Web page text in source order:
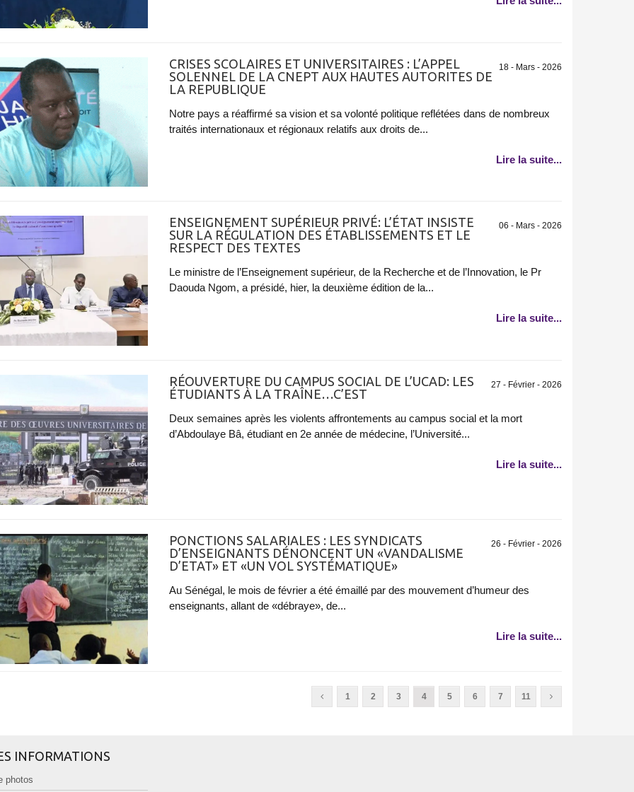
18 - Mars - 2026
CRISES SCOLAIRES ET UNIVERSITAIRES : L’APPEL
SOLENNEL DE LA CNEPT AUX HAUTES AUTORITES DE
LA REPUBLIQUE
Notre pays a réaffirmé sa vision et sa volonté politique reflétées dans de nombreux
traités internationaux et régionaux relatifs aux droits de...
Lire la suite...
06 - Mars - 2026
ENSEIGNEMENT SUPÉRIEUR PRIVÉ: L’ÉTAT INSISTE
SUR LA RÉGULATION DES ÉTABLISSEMENTS ET LE
RESPECT DES TEXTES
Le ministre de l’Enseignement supérieur, de la Recherche et de l’Innovation, le Pr
Daouda Ngom, a présidé, hier, la deuxième édition de la...
Lire la suite...
27 - Février - 2026
RÉOUVERTURE DU CAMPUS SOCIAL DE L’UCAD: LES
ÉTUDIANTS À LA TRAÎNE…C’EST
Deux semaines après les violents affrontements au campus social et la mort
d’Abdoulaye Bâ, étudiant en 2e année de médecine, l’Université...
Lire la suite...
26 - Février - 2026
PONCTIONS SALARIALES : LES SYNDICATS
D’ENSEIGNANTS DÉNONCENT UN «VANDALISME
D’ETAT» ET «UN VOL SYSTÉMATIQUE»
Au Sénégal, le mois de février a été émaillé par des mouvement d’humeur des
enseignants, allant de «débraye», de...
Lire la suite...
1 2 3 4 5 6 7 11
INFORMATIONS
photos